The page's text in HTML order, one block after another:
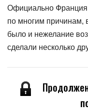
Официально Франция
по многим причинам,
было и нежелание
сделали несколько